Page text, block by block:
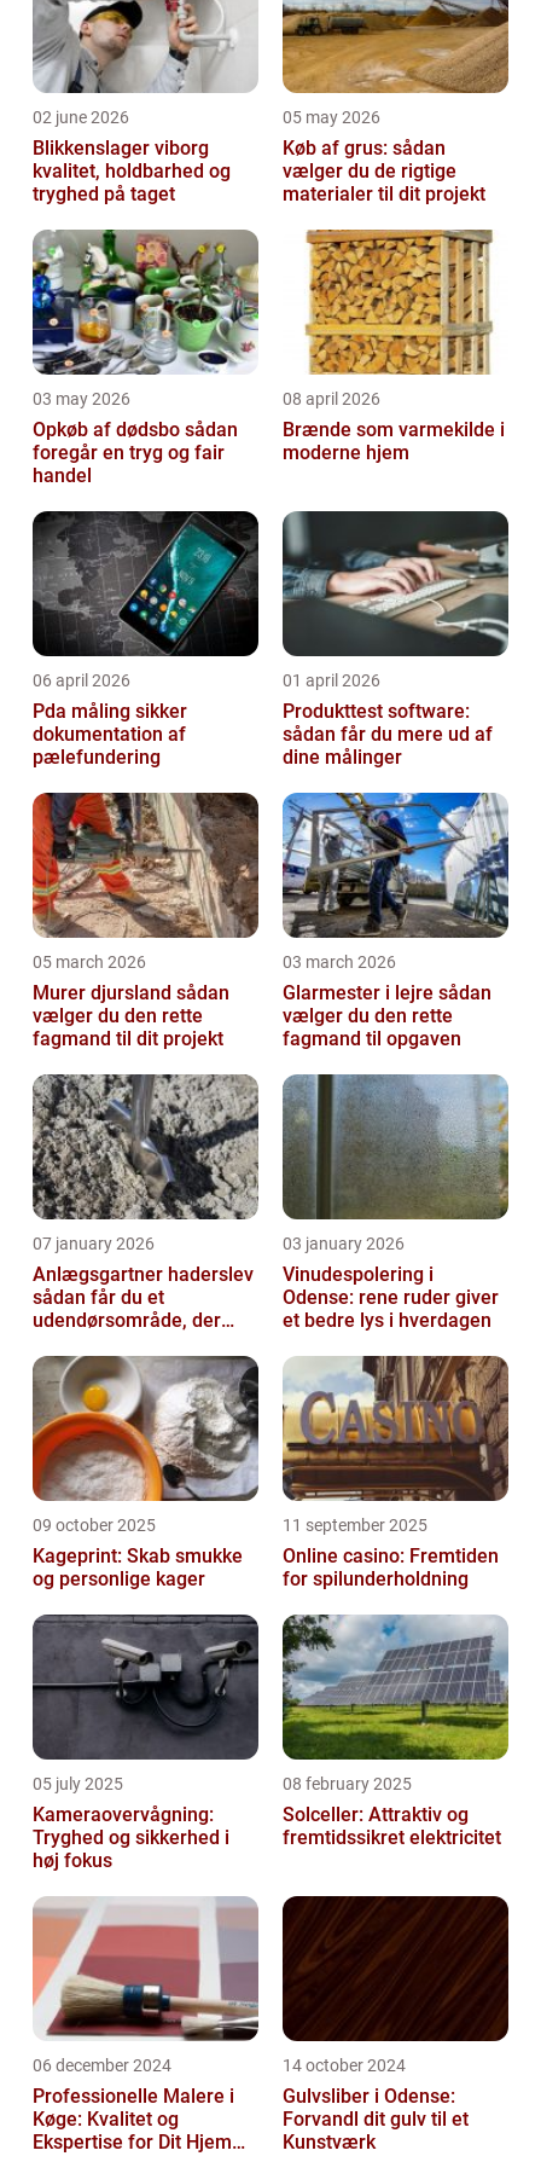
02 june 2026
Blikkenslager viborg
kvalitet, holdbarhed og
tryghed på taget
05 may 2026
Køb af grus: sådan
vælger du de rigtige
materialer til dit projekt
03 may 2026
Opkøb af dødsbo sådan
foregår en tryg og fair
handel
08 april 2026
Brænde som varmekilde i
moderne hjem
06 april 2026
Pda måling sikker
dokumentation af
pælefundering
01 april 2026
Produkttest software:
sådan får du mere ud af
dine målinger
05 march 2026
Murer djursland sådan
vælger du den rette
fagmand til dit projekt
03 march 2026
Glarmester i lejre sådan
vælger du den rette
fagmand til opgaven
07 january 2026
Anlægsgartner haderslev
sådan får du et
udendørsområde, der
03 january 2026
Vinudespolering i
Odense: rene ruder giver
et bedre lys i hverdagen
09 october 2025
Kageprint: Skab smukke
og personlige kager
11 september 2025
Online casino: Fremtiden
for spilunderholdning
05 july 2025
Kameraovervågning:
Tryghed og sikkerhed i
høj fokus
08 february 2025
Solceller: Attraktiv og
fremtidssikret elektricitet
06 december 2024
Professionelle Malere i
Køge: Kvalitet og
Ekspertise for Dit Hjem
14 october 2024
Gulvsliber i Odense:
Forvandl dit gulv til et
Kunstværk